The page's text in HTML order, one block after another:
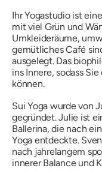
Ihr Yogastudio ist
mit viel Grün und
Umkleideräume,
gemütliches Café
ausgelegt. Das
ins Innere, sodass
können.
Sui Yoga wurde von
gegründet. Julie ist
Ballerina, die nach
Yoga entdeckte.
nach jahrelangem
innerer Balance und